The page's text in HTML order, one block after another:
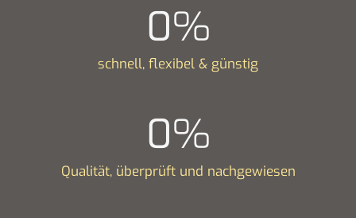
0%
schnell, flexibel & günstig
0%
Qualität, überprüft und nachgewiesen